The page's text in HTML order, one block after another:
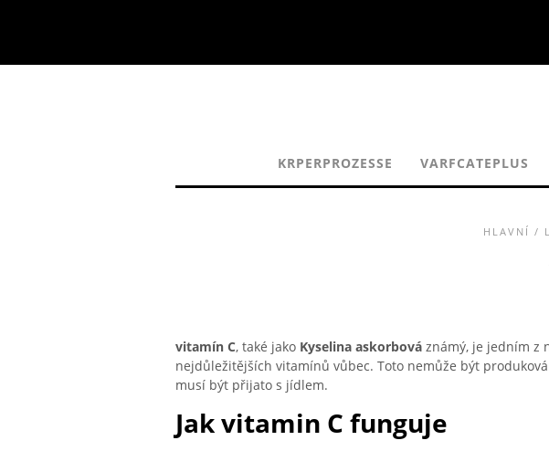
KRPERPROZESSE VARFCATEPLUS
HLAVNÍ /
vitamín C, také jako Kyselina askorbová známý, je jedním z
nejdůležitějších vitamínů vůbec. Toto nemůže být
musí být přijato s jídlem.
Jak vitamin C funguje